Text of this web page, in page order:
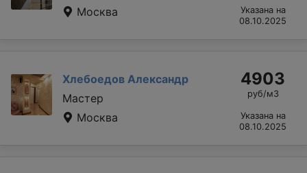
Москва
Указана на
08.10.2025
Хлебоедов Александр
Мастер
Москва
4903
руб/м3
Указана на
08.10.2025